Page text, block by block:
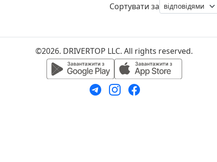
Сортувати за
©2026. DRIVERTOP LLC. All rights reserved.